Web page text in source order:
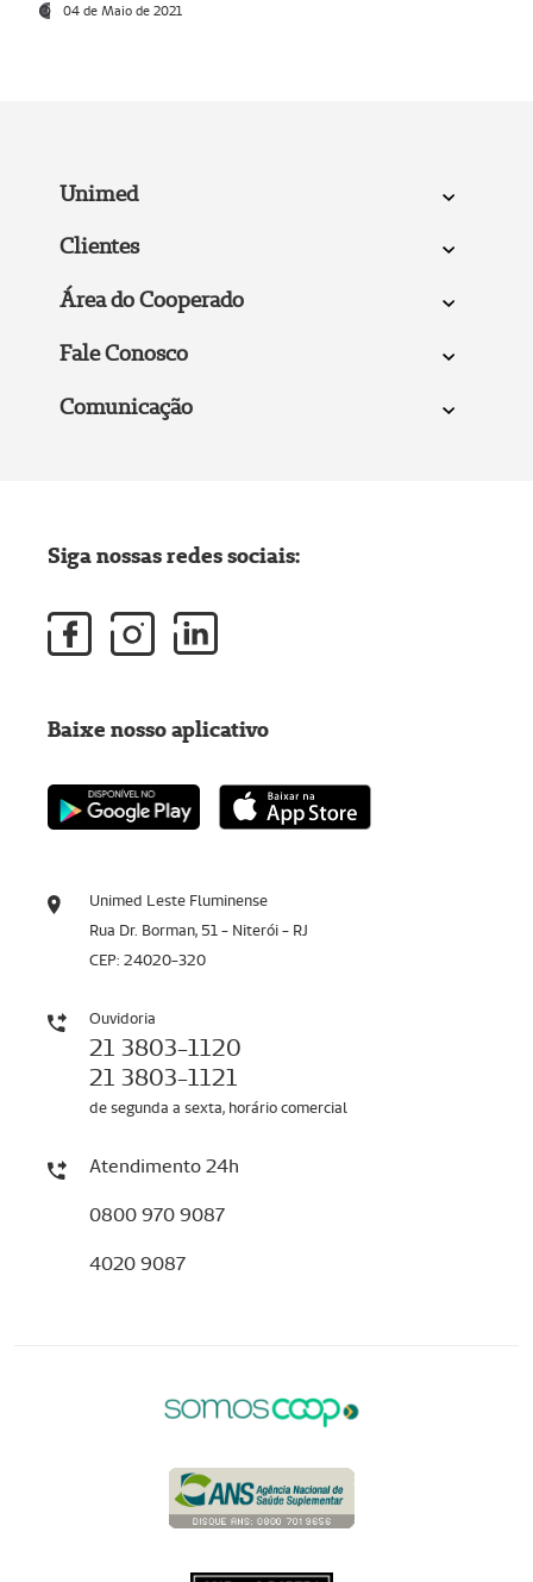
04 de Maio de 2021
Unimed
Clientes
Área do Cooperado
Fale Conosco
Comunicação
Unimed Leste Fluminense
Rua Dr. Borman, 51 - Niterói - RJ
CEP: 24020-320
Ouvidoria
21 3803-1120
21 3803-1121
de segunda a sexta, horário comercial
Atendimento 24h
0800 970 9087
4020 9087
Siga nossas redes sociais:
Baixe nosso aplicativo